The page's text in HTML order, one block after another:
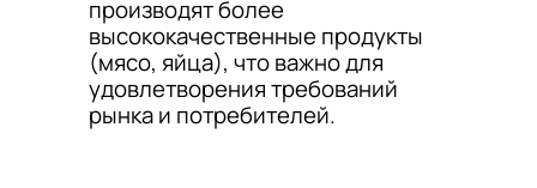
производят более
высококачественные продукты
(мясо, яйца), что важно для
удовлетворения требований
рынка и потребителей.